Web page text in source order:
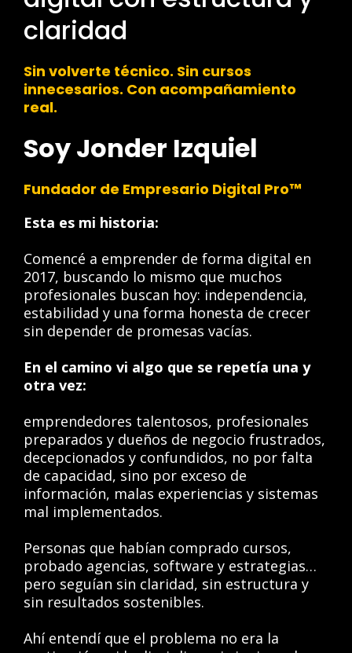
claridad
Sin volverte técnico. Sin cursos
innecesarios. Con acompañamiento
real.
Soy Jonder Izquiel
Fundador de Empresario Digital Pro™
Esta es mi historia:
Comencé a emprender de forma digital en
2017, buscando lo mismo que muchos
profesionales buscan hoy: independencia,
estabilidad y una forma honesta de crecer
sin depender de promesas vacías.
En el camino vi algo que se repetía una y
otra vez:
emprendedores talentosos, profesionales
preparados y dueños de negocio frustrados,
decepcionados y confundidos, no por falta
de capacidad, sino por exceso de
información, malas experiencias y sistemas
mal implementados.
Personas que habían comprado cursos,
probado agencias, software y estrategias…
pero seguían sin claridad, sin estructura y
sin resultados sostenibles.
Ahí entendí que el problema no era la